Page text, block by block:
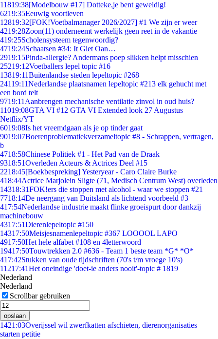
11819:38[Modelbouw #17] Dotteke,je bent geweldig!
6219:35Eeuwig voortleven
12819:32[FOK!Voetbalmanager 2026/2027] #1 We zijn er weer
4219:28Zoon(11) onderneemt werkelijk geen reet in de vakantie
419:25Scholensysteem tegenwoordig?
4719:24Schaatsen #34: It Giet Oan…
2919:15Pinda-allergie? Andermans poep slikken helpt misschien
25219:12Voetballers lepel topic #16
13819:11Buitenlandse steden lepeltopic #268
24119:11Nederlandse plaatsnamen lepeltopic #213 elk gehucht met
een bord telt
9719:11 Aanbrengen mechanische ventilatie zinvol in oud huis?
11019:08GTA VI #12 GTA VI Extended look 27 Augustus
Netflix/YT
6019:08Is het vreemdgaan als je op tinder gaat
9019:07Boerenproblematiekverzameltopic #8 - Schrappen, vertragen,
b
4718:58Chinese Politiek #1 - Het Pad van de Draak
9318:51Overleden Acteurs & Actrices Deel #15
2218:45[Boekbespreking] Yesteryear - Caro Claire Burke
418:44Actrice Marjolein Sligte (71, Medisch Centrum West) overleden
14318:31FOK!ers die stoppen met alcohol - waar we stoppen #21
7718:14De neergang van Duitsland als lichtend voorbeeld #3
417:54Nederlandse industrie maakt flinke groeispurt door dankzij
machinebouw
4317:51Dierenlepeltopic #150
14317:50Meisjesnamenlepeltopic #367 LOOOOL LAPO
4917:50Het hele alfabet #108 en 4letterwoord
19417:50Touwtrekken 2.0 #636 - Team 1 beste team *G* *O*
417:42Stukken van oude tijdschriften (70's t/m vroege 10's)
11217:41Het oneindige 'doet-ie anders nooit'-topic # 1819
Nederland
Nederland
Scrollbar gebruiken
opslaan
1421:03Overijssel wil zwerfkatten afschieten, dierenorganisaties
starten petitie